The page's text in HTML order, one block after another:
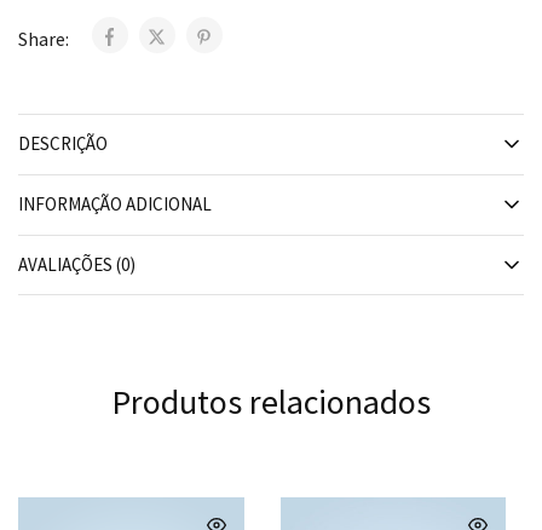
Share:
DESCRIÇÃO
INFORMAÇÃO ADICIONAL
AVALIAÇÕES (0)
Produtos relacionados